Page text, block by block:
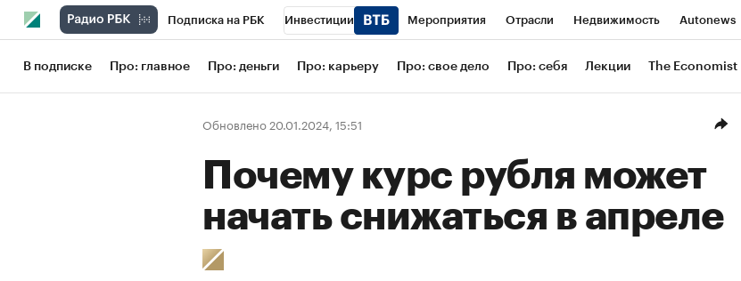
Подписка на РБК Инвестиции Мероприятия Отрасли Недвижимость Autonews
Школа управления РБК РБК Образование РБК Life Тренды Визионеры
Рынок наличной валюты
В подписке Про: главное Про: деньги Про: карьеру Про: свое дело Про: себя Лекции The Economist
Обновлено 20.01.2024, 15:51
Почему курс рубля может
начать снижаться в апреле